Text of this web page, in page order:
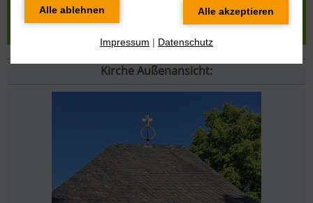
« zurück|Karte| Pfarrbereich Roßleben-Wiehe»
Kirche Außenansicht:
Impressum | Datenschutz